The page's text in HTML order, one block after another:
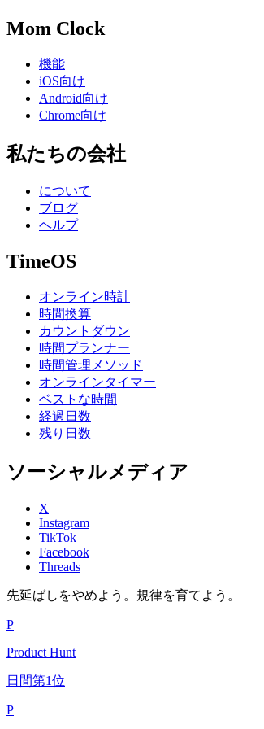
Mom Clock
機能
iOS向け
Android向け
Chrome向け
私たちの会社
について
ブログ
ヘルプ
TimeOS
オンライン時計
時間換算
カウントダウン
時間プランナー
時間管理メソッド
オンラインタイマー
ベストな時間
経過日数
残り日数
ソーシャルメディア
X
Instagram
TikTok
Facebook
Threads
先延ばしをやめよう。規律を育てよう。
P
Product Hunt
日間第1位
P